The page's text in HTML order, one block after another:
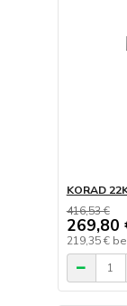
KORAD
416,53 €
269,80
219,35 €